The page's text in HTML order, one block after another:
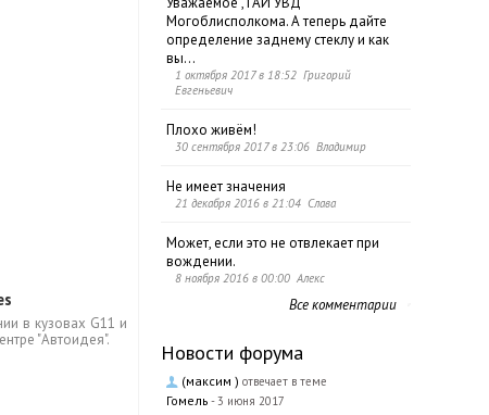
в кузовах G11 и
"Автоидея".
Могоблисполкома. А теперь дайте
определение заднему стеклу и как
вы...
1 октября 2017 в 18:52 Григорий
Евгеньевич
Плохо живём!
30 сентября 2017 в 23:06 Владимир
Не имеет значения
21 декабря 2016 в 21:04 Слава
Может, если это не отвлекает при
вождении.
8 ноября 2016 в 00:00 Алекс
Все комментарии
Новости форума
(максим ) отвечает в теме
Гомель - 3 июня 2017